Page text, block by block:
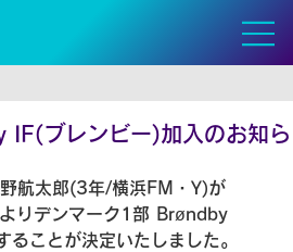
IF(ブレンビー)加入のお知ら
航太郎(3年/横浜FM・Y)が
りデンマーク1部 Brøndby
ことが決定いたしました。